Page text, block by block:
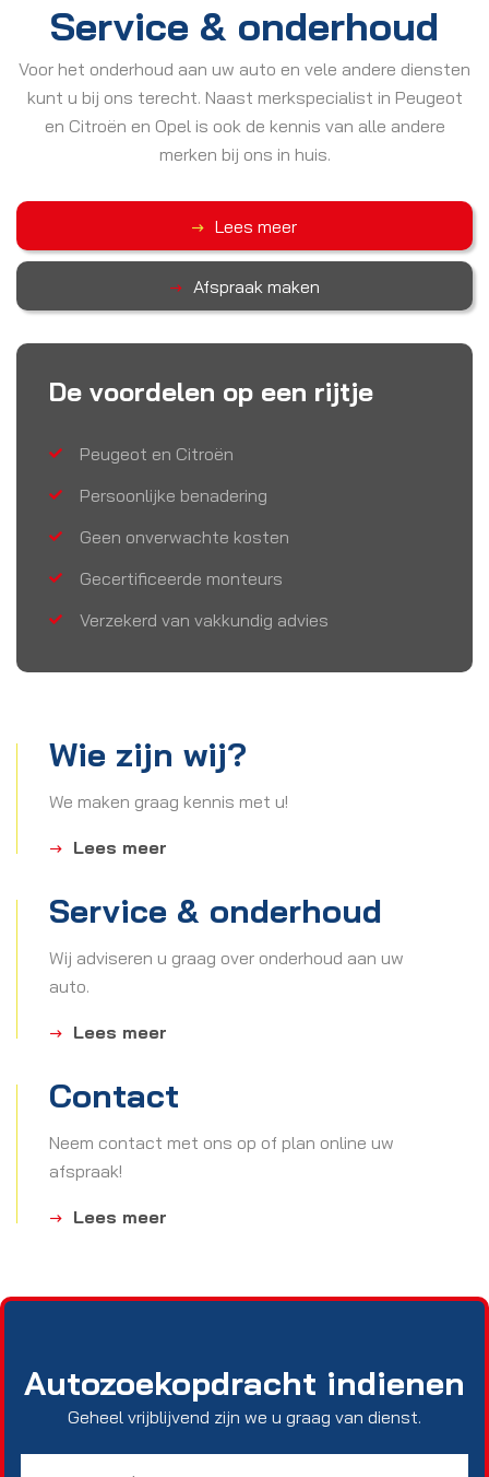
Service & onderhoud
Voor het onderhoud aan uw auto en vele andere diensten
kunt u bij ons terecht. Naast merkspecialist in Peugeot
en Citroën en Opel is ook de kennis van alle andere
merken bij ons in huis.
Lees meer
Afspraak maken
De voordelen op een rijtje
Peugeot en Citroën
Persoonlijke benadering
Geen onverwachte kosten
Gecertificeerde monteurs
Verzekerd van vakkundig advies
Wie zijn wij?
We maken graag kennis met u!
Lees meer
Service & onderhoud
Wij adviseren u graag over onderhoud aan uw
auto.
Lees meer
Contact
Neem contact met ons op of plan online uw
afspraak!
Lees meer
Autozoekopdracht indienen
Geheel vrijblijvend zijn we u graag van dienst.